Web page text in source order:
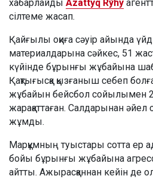
хабарлайды Azattyq Rýhy
сілтеме жасап.
Қайғылы оқиға сәуір айында
материалдарына сәйкес, 51
күйінде бұрынғы жұбайына
Қақтығысқа қызғаныш себеп
жұбайын бейсбол сойылымен
жарақаттаған. Салдарынан әйел
жұмды.
Марқұмның туыстары сотта
бойы бұрынғы жұбайына
айтты. Ажырасқаннан кейін де